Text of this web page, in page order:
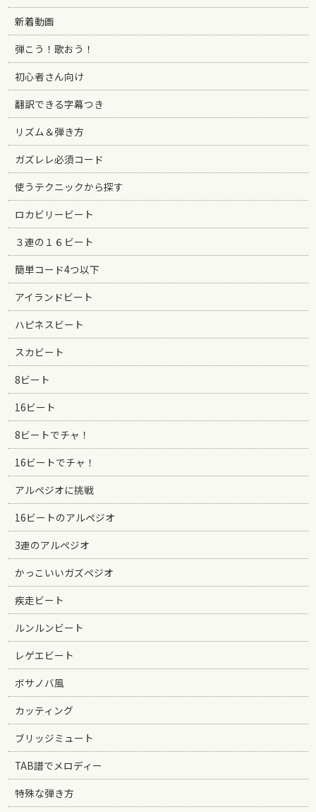
新着動画
弾こう！歌おう！
初心者さん向け
翻訳できる字幕つき
リズム＆弾き方
ガズレレ必須コード
使うテクニックから探す
ロカビリービート
３連の１６ビート
簡単コード4つ以下
アイランドビート
ハピネスビート
スカビート
8ビート
16ビート
8ビートでチャ！
16ビートでチャ！
アルペジオに挑戦
16ビートのアルペジオ
3連のアルペジオ
かっこいいガズペジオ
疾走ビート
ルンルンビート
レゲエビート
ボサノバ風
カッティング
ブリッジミュート
TAB譜でメロディー
特殊な弾き方